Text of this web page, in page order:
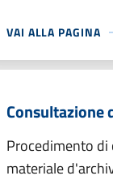
VAI ALLA PAGINA
Consultazione
Procedimento
materiale